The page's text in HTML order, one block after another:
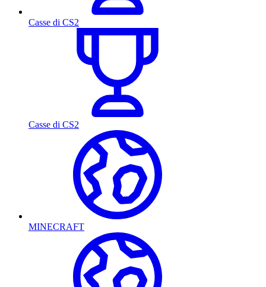
Casse di CS2
Casse di CS2
MINECRAFT